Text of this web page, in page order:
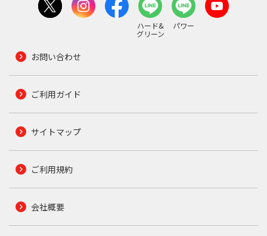
ハード&
グリーン
パワー
お問い合わせ
ご利用ガイド
サイトマップ
ご利用規約
会社概要